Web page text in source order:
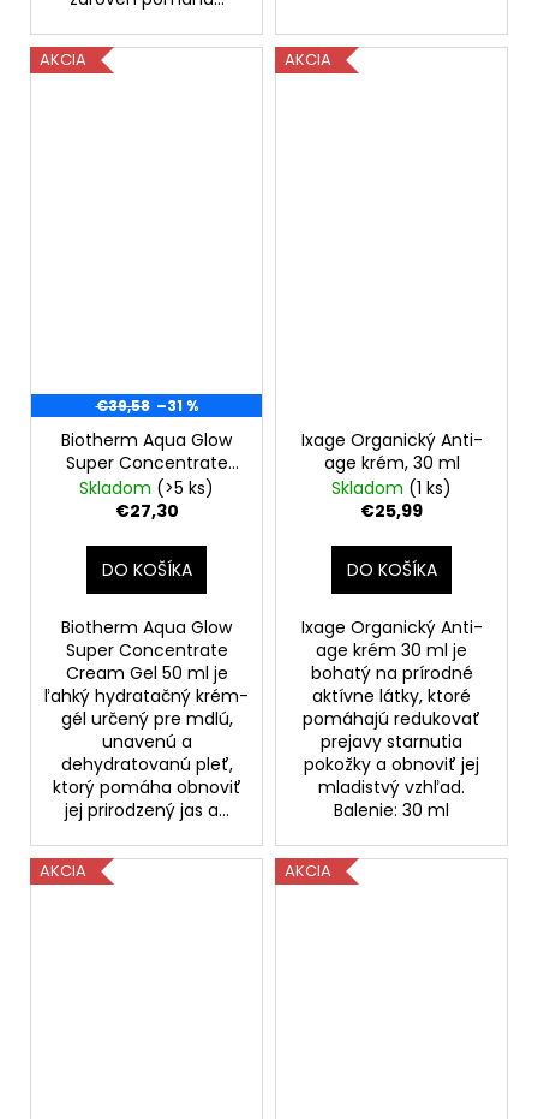
AKCIA
€39,58 –31 %
Biotherm Aqua Glow
Super Concentrate
Cream Gel 50 ml
Skladom (>5 ks)
€27,30
DO KOŠÍKA
Biotherm Aqua Glow
Super Concentrate
Cream Gel 50 ml je
ľahký hydratačný krém-
gél určený pre mdlú,
unavenú a
dehydratovanú pleť,
ktorý pomáha obnoviť
jej prirodzený jas a...
AKCIA
Ixage Organický Anti-
age krém, 30 ml
Skladom (1 ks)
€25,99
DO KOŠÍKA
Ixage Organický Anti-
age krém 30 ml je
bohatý na prírodné
aktívne látky, ktoré
pomáhajú redukovať
prejavy starnutia
pokožky a obnoviť jej
mladistvý vzhľad.
Balenie: 30 ml
AKCIA AKCIA